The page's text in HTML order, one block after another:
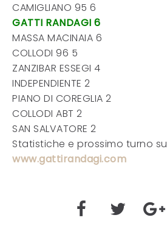
CAMIGLIANO 95 6
GATTI RANDAGI 6
MASSA MACINAIA 6
COLLODI 96 5
ZANZIBAR ESSEGI 4
INDEPENDIENTE 2
PIANO DI COREGLIA 2
COLLODI ABT 2
SAN SALVATORE 2
Statistiche e prossimo turno su
www.gattirandagi.com